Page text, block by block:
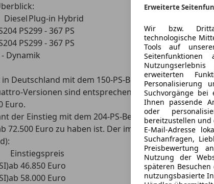
Erweiterte
Wir bzw.
technologische
Tools auf
erweiterten
Personalisierung
Suchvorgänge bei
Ihnen passende
oder
bereitzustellen und
E-Mail-Adresse
Suchanfragen,
Preisbewertung
Nutzung der
späteren
nutzungsbasierte
DieselPlug-in Hybrid
204 PS299 - 367 PS
204 PS299 - 367 PS
Deutschland mit dem 150-PS-Benziner ab 46.850
Versionen sind entsprechend teurer. Das
Euro.
der Einstieg mit dem 204-PS-Benziner bei 58.000
72.500 Euro zu haben ist. Der im A6 ebenfalls 299
Einstiegspreis
ab 46.850 Euro
ab 58.000 Euro